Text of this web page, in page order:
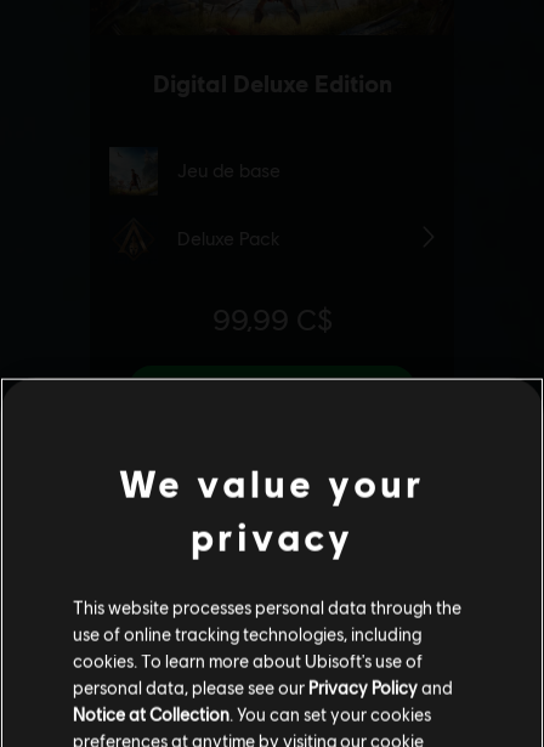
We value your
privacy
This website processes personal data through the
use of online tracking technologies, including
cookies. To learn more about Ubisoft's use of
personal data, please see our Privacy Policyand
Notice at Collection. You can set your cookies
preferences at anytime by visiting ourcookie